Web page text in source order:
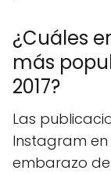
¿Cuáles
más
2017?
Las
Instagram en
embarazo de